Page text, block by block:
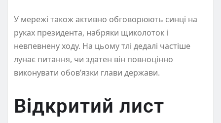
У мережі також активно обговорюють синці на
руках президента, набряки щиколоток і
невпевнену ходу. На цьому тлі дедалі частіше
лунає питання, чи здатен він повноцінно
виконувати обов’язки глави держави.
Відкритий лист